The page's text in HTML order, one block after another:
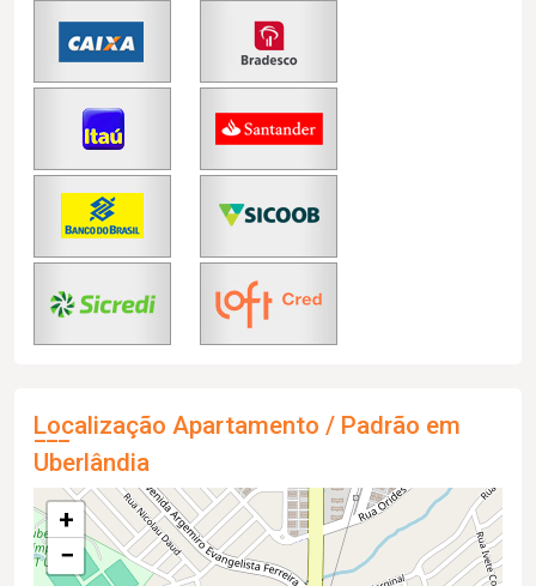
Localização Apartamento / Padrão em
Uberlândia
+
−